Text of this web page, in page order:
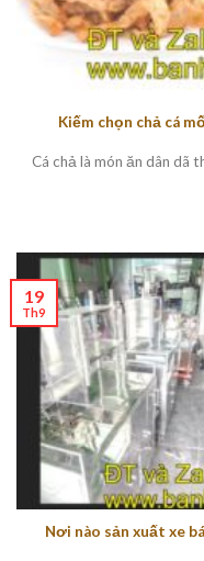
Kiếm chọn chả cá
Cá chả là món ăn dân dã
Nơi nào sản xuất xe
19
Th9